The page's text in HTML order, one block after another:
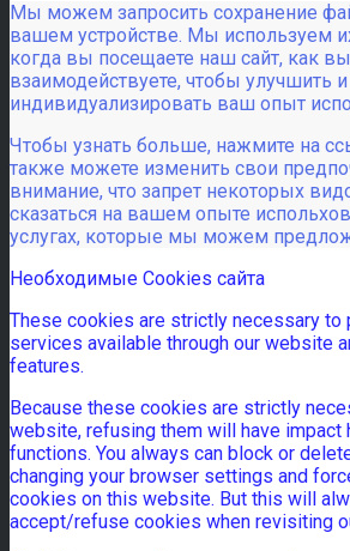
Мы можем запросить сохранение
вашем устройстве. Мы используем
когда вы посещаете наш сайт, как
взаимодействуете, чтобы улучшить и
индивидуализировать ваш опыт
Чтобы узнать больше, нажмите на
также можете изменить свои
внимание, что запрет некоторых
сказаться на вашем опыте
услугах, которые мы можем
Необходимые Cookies сайта
These cookies are strictly necessary to
services available through our website
features.
Because these cookies are strictly
website, refusing them will have impact
functions. You always can block or
changing your browser settings and
cookies on this website. But this will
accept/refuse cookies when revisiting